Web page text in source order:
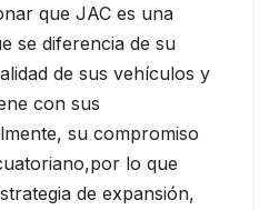
que JAC es una
se diferencia de su
de sus vehículos y
con sus
su compromiso
lo que
de expansión,